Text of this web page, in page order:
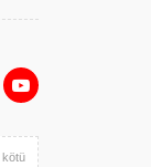
kötü